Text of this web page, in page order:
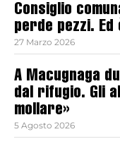
Consiglio
perde pezzi.
27 Marzo 2026
A Macugnaga
dal rifugio. Gli
mollare»
5 Agosto 2026